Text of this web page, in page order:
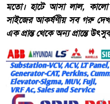
মতো। হাটে আসা লাল, কালো
সাইজের আকর্ষণীয় সব গরু
এক প্রান্ত থেকে অন্য প্রান্তে